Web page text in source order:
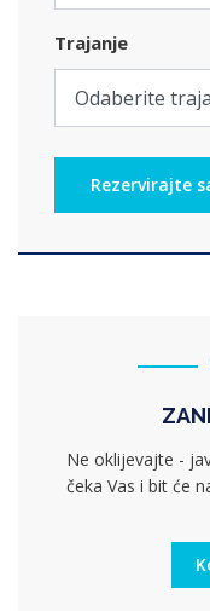
Trajanje
Ne oklijevajte -
čeka Vas i bit će